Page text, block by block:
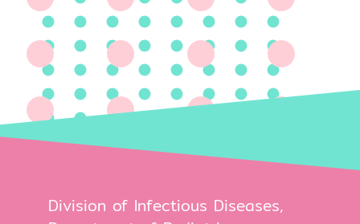
Division of Infectious Diseases,